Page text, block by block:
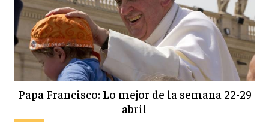
Papa Francisco: Lo mejor de la semana 22-29
abril